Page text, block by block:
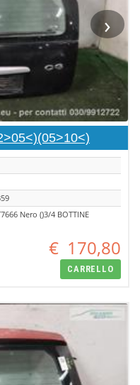
›
Nero ()3/4 BOTTINE
€ 170,80
CARRELLO